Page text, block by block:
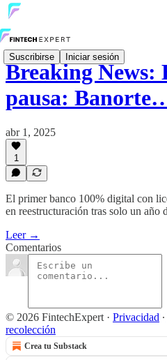
Suscribirse Iniciar sesión
Breaking News:
pausa:
abr 1, 2025
1
El primer banco 100% digital con
en reestructuración tras solo un año
Leer →
Comentarios
© 2026 FintechExpert · Privacidad ∙
recolección
Crea tu Substack